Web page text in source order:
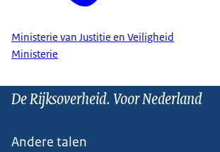
Ministerie van Justitie en Veiligheid
Ministerie
De Rijksoverheid. Voor Nederland
Andere talen